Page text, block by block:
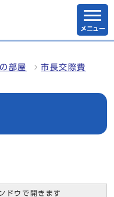
メニュー
部屋 市長交際費
ドウで開きます